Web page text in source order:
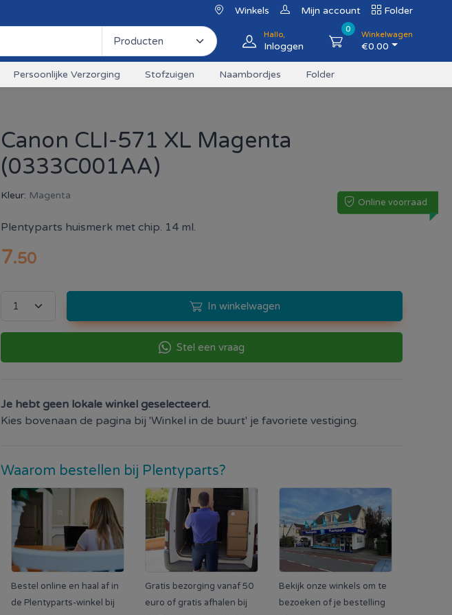
Winkels Mijn account Folder
Hallo,
Inloggen
0
Winkelwagen
€0.00
Persoonlijke Verzorging Stofzuigen Naambordjes Folder
Canon CLI-571 XL Magenta
(0333C001AA)
Kleur: Magenta
Online voorraad
Plentyparts huismerk met chip. 14 ml.
7.50
In winkelwagen
Stel een vraag
Je hebt geen lokale winkel geselecteerd.
Kies bovenaan de pagina bij 'Winkel in de buurt' je favoriete vestiging.
Waarom bestellen bij Plentyparts?
Bestel online en haal af in
de Plentyparts-winkel bij
Gratis bezorging vanaf 50
euro of gratis afhalen bij
Bekijk onze winkels om te
bezoeken of je bestelling